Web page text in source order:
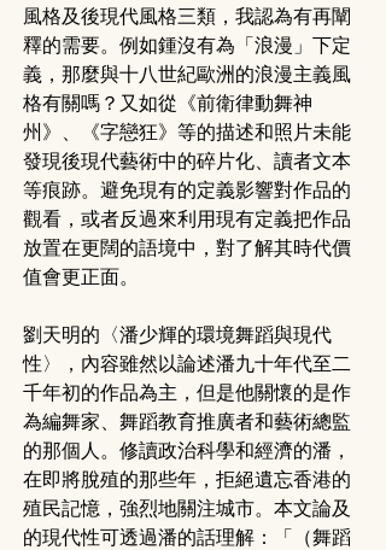
風格及後現代風格三類，我認為有再闡
釋的需要。例如鍾沒有為「浪漫」下定
義，那麼與十八世紀歐洲的浪漫主義風
格有關嗎？又如從《前衛律動舞神
州》、《字戀狂》等的描述和照片未能
發現後現代藝術中的碎片化、讀者文本
等痕跡。避免現有的定義影響對作品的
觀看，或者反過來利用現有定義把作品
放置在更闊的語境中，對了解其時代價
值會更正面。
劉天明的〈潘少輝的環境舞蹈與現代
性〉，內容雖然以論述潘九十年代至二
千年初的作品為主，但是他關懷的是作
為編舞家、舞蹈教育推廣者和藝術總監
的那個人。修讀政治科學和經濟的潘，
在即將脫殖的那些年，拒絕遺忘香港的
殖民記憶，強烈地關注城市。本文論及
的現代性可透過潘的話理解：「（舞蹈